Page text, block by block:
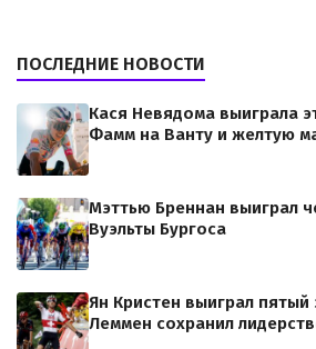
ПОСЛЕДНИЕ НОВОСТИ
Кася Невядома выиграла
Фамм на Ванту и желтую
Мэттью Бреннан выиграл
Вуэльты Бургоса
Ян Кристен выиграл пятый
Леммен сохранил